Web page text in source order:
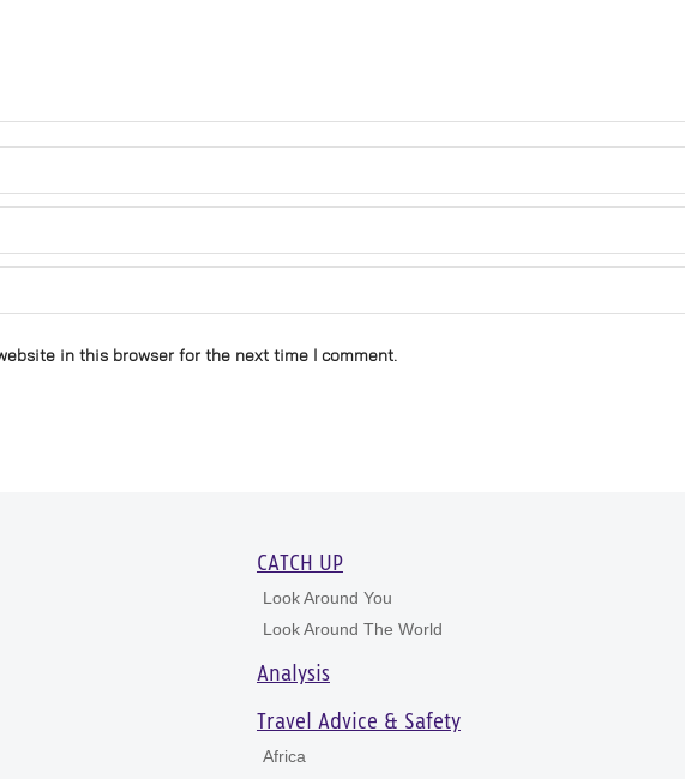
in this browser for the next time I comment.
CATCH UP
Look Around You
Look Around The World
Analysis
Travel Advice & Safety
Africa